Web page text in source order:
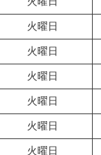
火曜日
火曜日
火曜日
火曜日
火曜日
火曜日